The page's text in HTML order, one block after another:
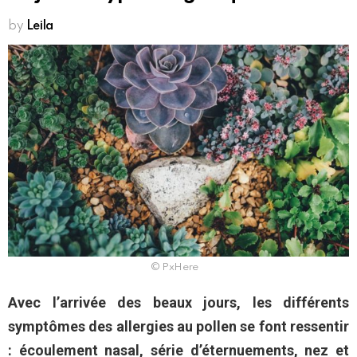
by Leila
© PxHere
Avec l’arrivée des beaux jours, les différents
symptômes des allergies au pollen se font ressentir
: écoulement nasal, série d’éternuements, nez et